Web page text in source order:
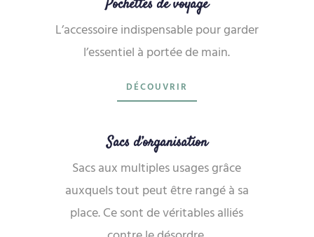
Pochettes de voyage
L’accessoire indispensable pour garder
l’essentiel à portée de main.
DÉCOUVRIR
Sacs d’organisation
Sacs aux multiples usages grâce
auxquels tout peut être rangé à sa
place. Ce sont de véritables alliés